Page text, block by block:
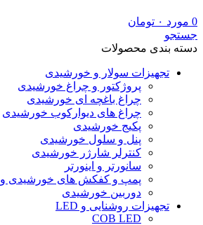
0 مورد ۰ تومان
جستجو
دسته بندی محصولات
تجهیزات سولار و خورشیدی
پروژکتور و چراغ خورشیدی
چراغ باغچه ای خورشیدی
چراغ های دیوارکوب خورشیدی
پکیج خورشیدی
پنل و سلول خورشیدی
کنترلر شارژر خورشیدی
سانورتر و اینورتر
پمپ و کفکش های خورشیدی و DC
دوربین خورشیدی
تجهیزات روشنایی و LED
COB LED